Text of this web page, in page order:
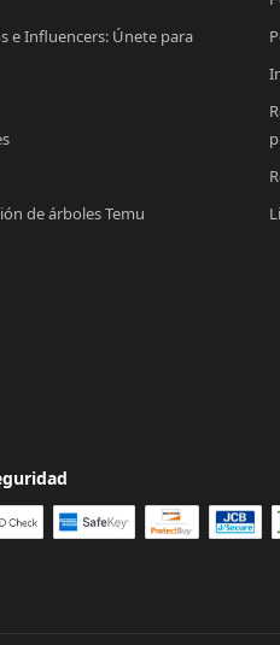
e Influencers: Únete para
de árboles Temu